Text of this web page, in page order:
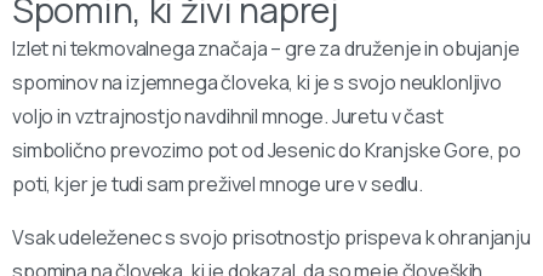
Izlet ni tekmovalnega značaja – gre za druženje in obujanje
spominov na izjemnega človeka, ki je s svojo neuklonljivo
voljo in vztrajnostjo navdihnil mnoge. Juretu v čast
simbolično prevozimo pot od Jesenic do Kranjske Gore, po
poti, kjer je tudi sam preživel mnoge ure v sedlu.
Vsak udeleženec s svojo prisotnostjo prispeva k ohranjanju
spomina na človeka, ki je dokazal, da so meje človeških